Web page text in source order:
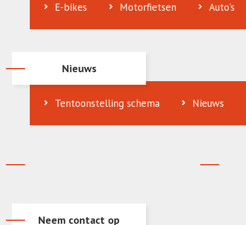
E-bikes Motorfietsen Auto's
Nieuws
Tentoonstelling schema Nieuws
Neem contact op